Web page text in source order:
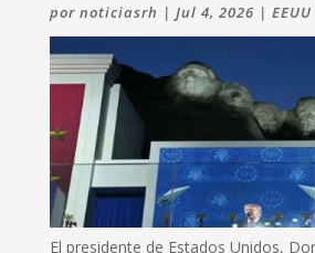
por noticiasrh | Jul 4, 2026 | EEUU
El presidente de Estados Unidos,